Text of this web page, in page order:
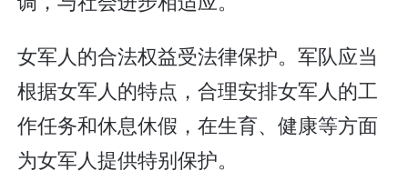
女军人的合法权益受法律保护。军队应当
根据女军人的特点，合理安排女军人的工
作任务和休息休假，在生育、健康等方面
为女军人提供特别保护。